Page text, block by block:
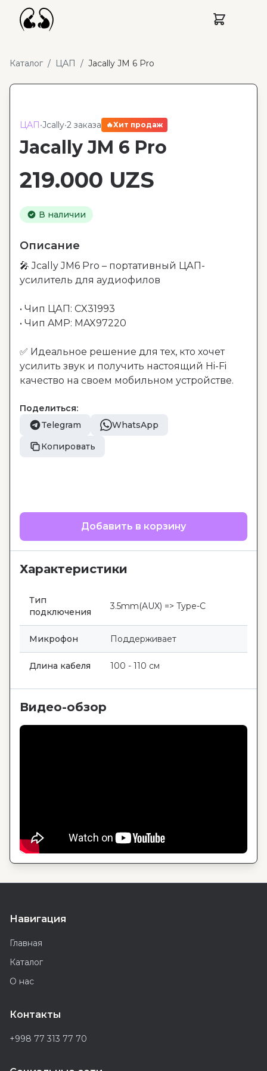
Каталог / ЦАП / Jacally JM 6 Pro
ЦАП•Jcally•2 заказа 🔥Хит продаж
Jacally JM 6 Pro
219.000 UZS
В наличии
Описание
🎤 Jcally JM6 Pro – портативный ЦАП-
усилитель для аудиофилов
• Чип ЦАП: CX31993
• Чип AMP: MAX97220
✅ Идеальное решение для тех, кто хочет
усилить звук и получить настоящий Hi-Fi
качество на своем мобильном устройстве.
Поделиться:
Telegram
WhatsApp
Копировать
Добавить в корзину
Характеристики
Тип
подключения
3.5mm(AUX) => Type-C
Микрофон Поддерживает
Длина кабеля 100 - 110 см
Видео-обзор
Навигация
Главная
Каталог
О нас
Контакты
+998 77 313 77 70